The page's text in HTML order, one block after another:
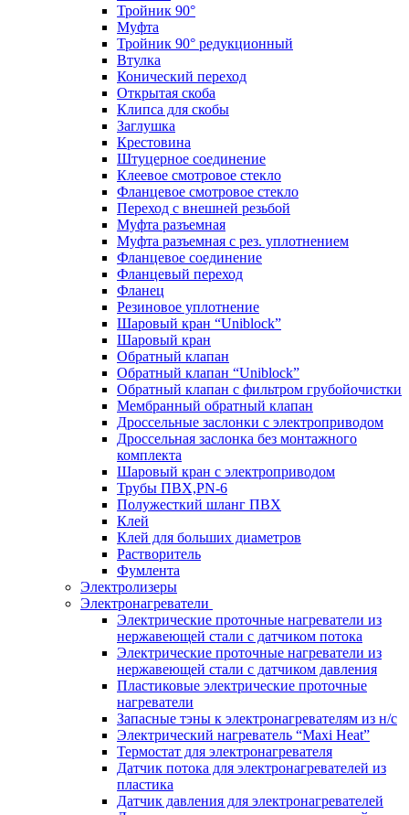
Тройник 90°
Муфта
Тройник 90° редукционный
Втулка
Конический переход
Открытая скоба
Клипса для скобы
Заглушка
Крестовина
Штуцерное соединение
Клеевое смотровое стекло
Фланцевое смотровое стекло
Переход с внешней резьбой
Муфта разъемная
Муфта разъемная с рез. уплотнением
Фланцевое соединение
Фланцевый переход
Фланец
Резиновое уплотнение
Шаровый кран “Uniblock”
Шаровый кран
Обратный клапан
Обратный клапан “Uniblock”
Обратный клапан с фильтром грубойочистки
Мембранный обратный клапан
Дроссельные заслонки с электроприводом
Дроссельная заслонка без монтажного
комплекта
Шаровый кран с электроприводом
Трубы ПВХ,PN-6
Полужесткий шланг ПВХ
Клей
Клей для больших диаметров
Растворитель
Фумлента
Электролизеры
Электронагреватели
Электрические проточные нагреватели из
нержавеющей стали с датчиком потока
Электрические проточные нагреватели из
нержавеющей стали с датчиком давления
Пластиковые электрические проточные
нагреватели
Запасные тэны к электронагревателям из н/с
Электрический нагреватель “Maxi Heat”
Термостат для электронагревателя
Датчик потока для электронагревателей из
пластика
Датчик давления для электронагревателей